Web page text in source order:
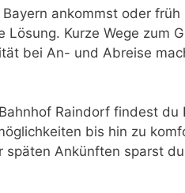
ankommst oder
Kurze Wege zum
bei An- und Abreise
Raindorf findest
bis hin zu
Ankünften sparst